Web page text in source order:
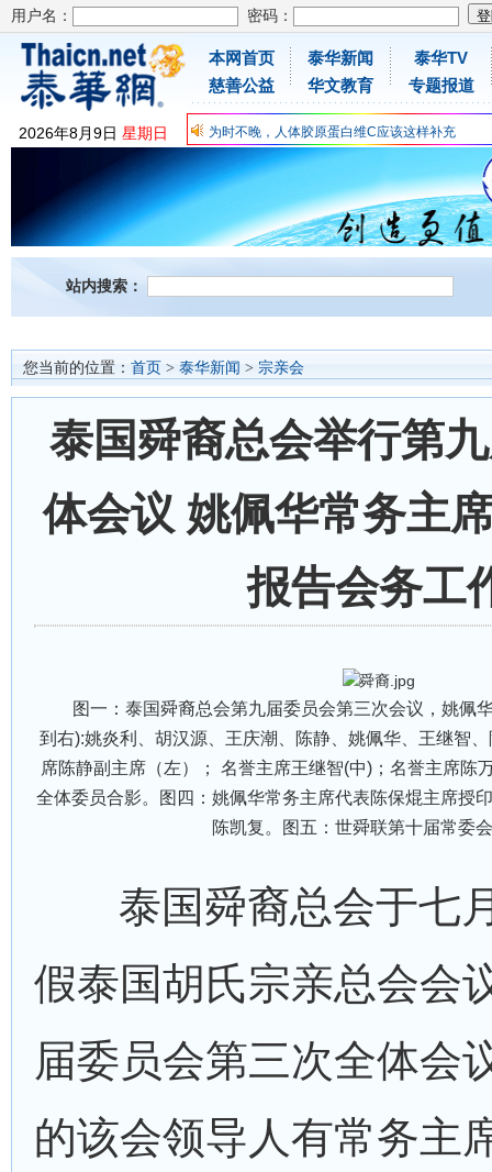
用户名： 密码：
2026年8月9日 星期日
本网首页
慈善公益
泰华新闻
华文教育
泰华TV
专题报道
为时不晚，人体胶原蛋白维C应该这样补充
关爱儿童健康，免费领取日本原装尤妮佳超立体
抗击疫情：每天一瓶增强自身免疫力！
为时不晚，人体胶原蛋白维C应该这样补充
关爱儿童健康，免费领取日本原装尤妮佳超立体
抗击疫情：每天一瓶增强自身免疫力！
站内搜索：
您当前的位置： 首页 > 泰华新闻 > 宗亲会
泰国舜裔总会举行第
体会议 姚佩华常务主
报告会务工
图一：泰国舜裔总会第九届委员会第三次会议，姚佩
到右):姚炎利、胡汉源、王庆潮、陈静、姚佩华、王继智
席陈静副主席（左）； 名誉主席王继智(中)；名誉主席陈
全体委员合影。图四：姚佩华常务主席代表陈保焜主席授
陈凯复。图五：世舜联第十届常委
泰国舜裔总会于七
假泰国胡氏宗亲总会会
届委员会第三次全体会
的该会领导人有常务主